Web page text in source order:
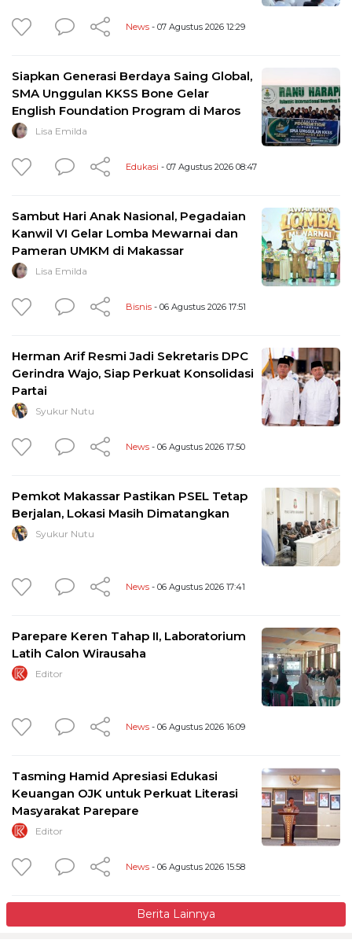
News - 07 Agustus 2026 12:29
Siapkan Generasi Berdaya Saing Global,
SMA Unggulan KKSS Bone Gelar
English Foundation Program di Maros
Lisa Emilda
Edukasi - 07 Agustus 2026 08:47
Sambut Hari Anak Nasional, Pegadaian
Kanwil VI Gelar Lomba Mewarnai dan
Pameran UMKM di Makassar
Lisa Emilda
Bisnis - 06 Agustus 2026 17:51
Herman Arif Resmi Jadi Sekretaris DPC
Gerindra Wajo, Siap Perkuat Konsolidasi
Partai
Syukur Nutu
News - 06 Agustus 2026 17:50
Pemkot Makassar Pastikan PSEL Tetap
Berjalan, Lokasi Masih Dimatangkan
Syukur Nutu
News - 06 Agustus 2026 17:41
Parepare Keren Tahap II, Laboratorium
Latih Calon Wirausaha
Editor
News - 06 Agustus 2026 16:09
Tasming Hamid Apresiasi Edukasi
Keuangan OJK untuk Perkuat Literasi
Masyarakat Parepare
Editor
News - 06 Agustus 2026 15:58
Berita Lainnya